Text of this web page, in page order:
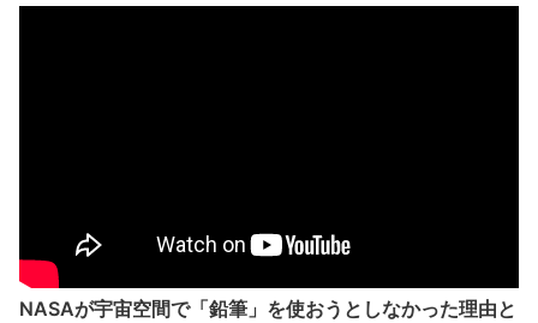
NASAが宇宙空間で「鉛筆」を使おうとしなかった理由と